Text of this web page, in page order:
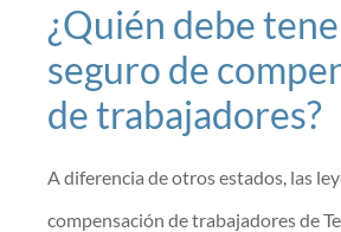
¿Quién debe
seguro de
de trabajadores?
A diferencia de otros estados, las
compensación de trabajadores de